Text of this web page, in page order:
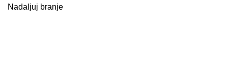
Nadaljuj branje